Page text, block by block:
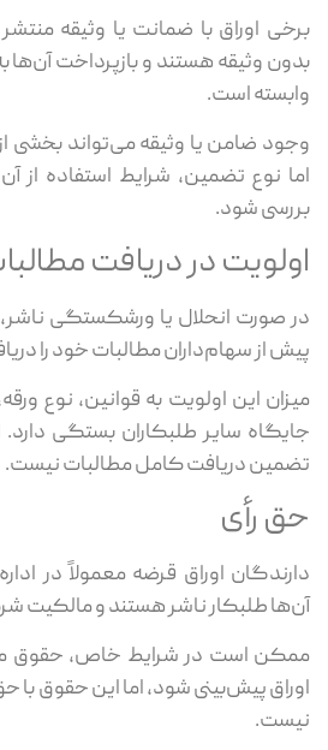
برخی اوراق با ضمانت یا وثیقه
بدون وثیقه هستند و بازپرداخت آن‌ها
وابسته است.
وجود ضامن یا وثیقه می‌تواند
اما نوع تضمین، شرایط استفاده از
بررسی شود.
اولویت در دریافت
در صورت انحلال یا ورشکستگی ناشر،
پیش از سهام‌داران مطالبات خود را
میزان این اولویت به قوانین، نوع
جایگاه سایر طلبکاران بستگی دارد.
تضمین دریافت کامل مطالبات نیست.
حق رأی
دارندگان اوراق قرضه معمولاً در
آن‌ها طلبکار ناشر هستند و مالکیت
ممکن است در شرایط خاص، حقوق
اوراق پیش‌بینی شود، اما این حقوق با
نیست.